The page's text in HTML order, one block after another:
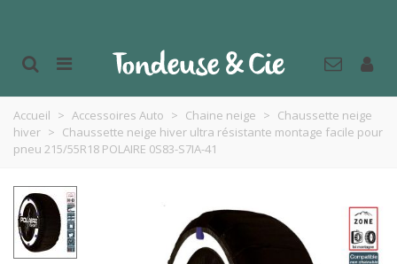
Accueil > Accessoires Auto > Chaine neige > Chaussette neige
hiver > Chaussette neige hiver ultra résistante montage facile pour
pneu 215/55R18 POLAIRE 0S83-S7IA-41